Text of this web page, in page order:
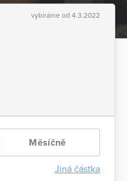
vybíráme od 4.3.2022
Měsíčně
Jiná částka